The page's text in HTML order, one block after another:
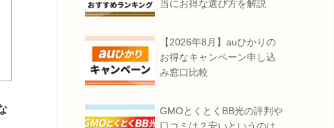
当にお得な選び方を解説
【2026年8月】auひかりの
お得なキャンペーン申し込
み窓口比較
GMOとくとくBB光の評判や